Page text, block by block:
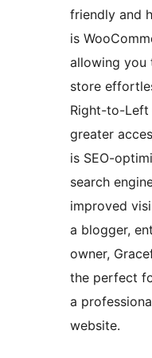
friendly and
is
allowing you
store
Right-to-Left
greater
is SEO-
search
improved
a blogger,
owner,
the perfect
a
website.